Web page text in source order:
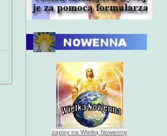
zapisy na Wielką Nowennę